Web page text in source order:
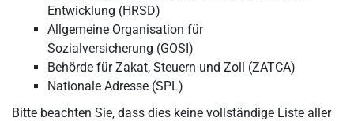
Entwicklung (HRSD)
Allgemeine Organisation für
Sozialversicherung (GOSI)
Behörde für Zakat, Steuern und Zoll (ZATCA)
Nationale Adresse (SPL)
Bitte beachten Sie, dass dies keine vollständige Liste aller